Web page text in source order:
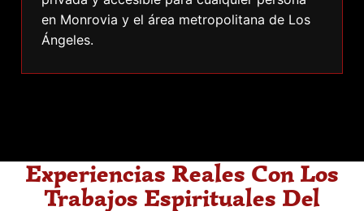
en Monrovia y el área metropolitana de Los
Ángeles.
Experiencias Reales Con Los
Trabajos Espirituales Del